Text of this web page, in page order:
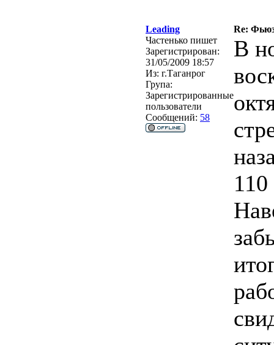
Leading
Re:
Частенько пишет
Зарегистрирован:
31/05/2009 18:57
Из: г.Таганрог
Група:
Зарегистрированные
пользователи
Сообщений: 58
В